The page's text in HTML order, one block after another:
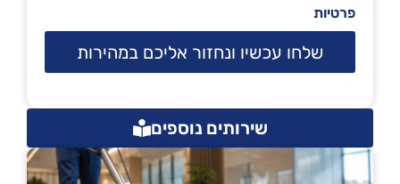
פרטיות
שלחו עכשיו ונחזור אליכם במהירות
שירותים נוספים